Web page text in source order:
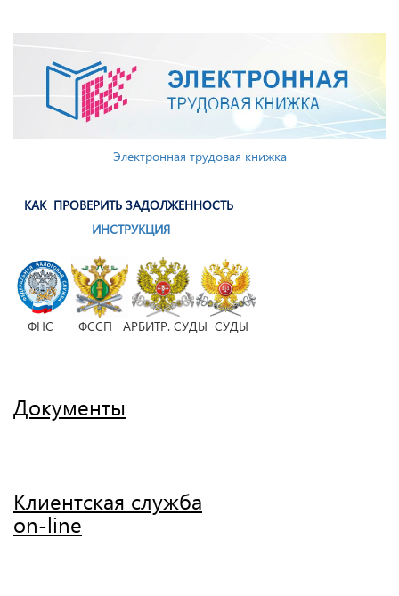
Электронная трудовая книжка
КАК ПРОВЕРИТЬ ЗАДОЛЖЕННОСТЬ
ИНСТРУКЦИЯ
ФНС ФССП АРБИТР. СУДЫ СУДЫ
Документы
Клиентская служба
on-line